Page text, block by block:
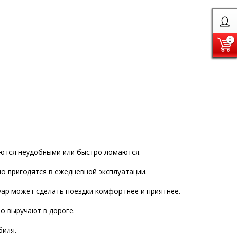
0
неудобными или быстро ломаются.
в ежедневной эксплуатации.
может сделать поездки комфортнее и приятнее.
выручают в дороге.